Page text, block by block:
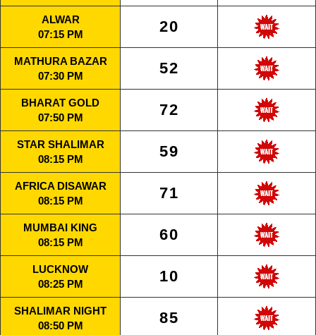
ALWAR
07:15 PM
20
MATHURA BAZAR
07:30 PM
52
BHARAT GOLD
07:50 PM
72
STAR SHALIMAR
08:15 PM
59
AFRICA DISAWAR
08:15 PM
71
MUMBAI KING
08:15 PM
60
LUCKNOW
08:25 PM
10
SHALIMAR NIGHT
08:50 PM
85